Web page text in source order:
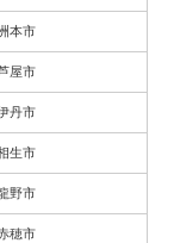
本市
屋市
丹市
生市
野市
穂市